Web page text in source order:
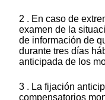
2 . En caso de
examen de la
de información de
durante tres días
anticipada de los
3 . La fijación
compensatorios